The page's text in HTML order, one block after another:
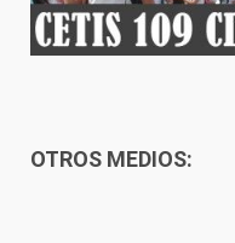
OTROS MEDIOS: